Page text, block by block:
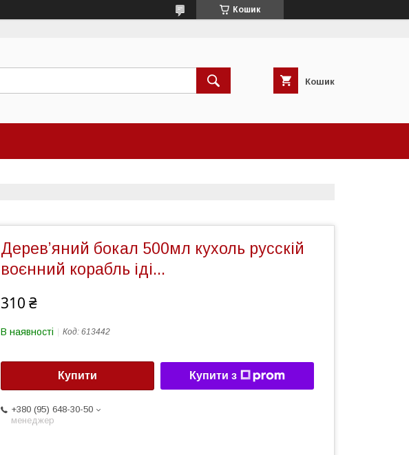
Кошик
Кошик
Дерев’яний бокал 500мл кухоль русскій
воєнний корабль іді...
310 ₴
В наявності Код: 613442
Купити Купити з
+380 (95) 648-30-50
менеджер